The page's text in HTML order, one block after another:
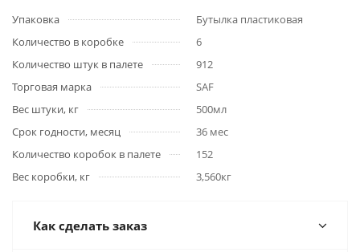
Упаковка
Бутылка пластиковая
Количество в коробке
6
Количество штук в палете
912
Торговая марка
SAF
Вес штуки, кг
500мл
Срок годности, месяц
36 мес
Количество коробок в палете
152
Вес коробки, кг
3,560кг
Как сделать заказ